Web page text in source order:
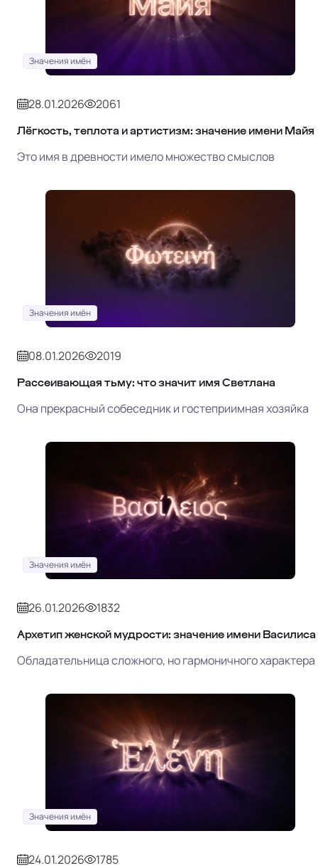
Значения имён
28.01.2026 2061
Лёгкость, теплота и артистизм: значение имени Майя
Это имя в древности имело множество смыслов
Значения имён
08.01.2026 2019
Рассеивающая тьму: что значит имя Светлана
Она прекрасный собеседник и гостеприимная хозяйка
Значения имён
26.01.2026 1832
Архетип женской мудрости: значение имени Василиса
Обладательница сложного, но гармоничного характера
Значения имён
24.01.2026 1785